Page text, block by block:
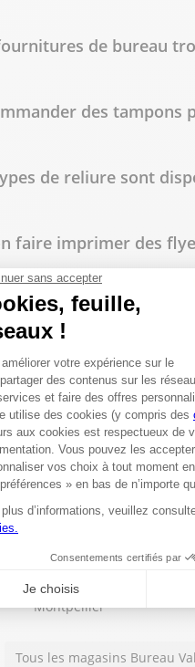
de bureau
des tampons
de reliure sont
faire imprimer des
de faire des
vous un service
Bureau
Lyon
Marseille
Montpellier
Tous les magasins Bureau